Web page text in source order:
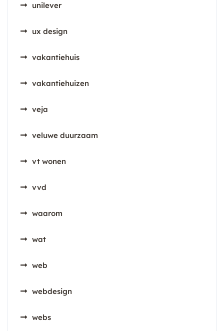
unilever
ux design
vakantiehuis
vakantiehuizen
veja
veluwe duurzaam
vt wonen
vvd
waarom
wat
web
webdesign
webs